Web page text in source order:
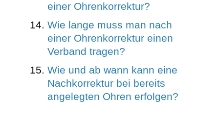
einer Ohrenkorrektur?
Wie lange muss man nach
einer Ohrenkorrektur einen
Verband tragen?
Wie und ab wann kann eine
Nachkorrektur bei bereits
angelegten Ohren erfolgen?